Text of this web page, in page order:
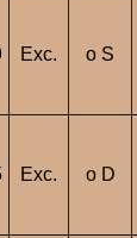
Exc. o S
Exc. o D